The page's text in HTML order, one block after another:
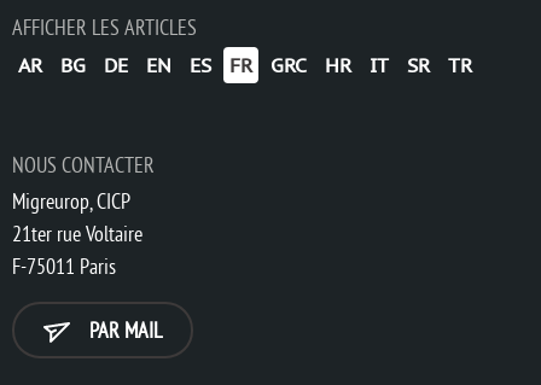
AFFICHER LES ARTICLES
AR BG DE EN ES FR GRC HR IT SR TR
NOUS CONTACTER
Migreurop, CICP
21ter rue Voltaire
F-75011 Paris
PAR MAIL